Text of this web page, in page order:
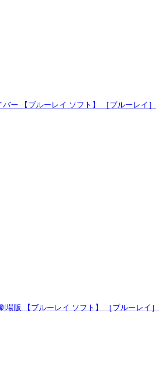
ー 【ブルーレイ ソフト】 ［ブルーレイ］
場版 【ブルーレイ ソフト】 ［ブルーレイ］